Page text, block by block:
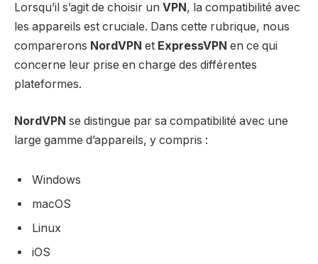
Lorsqu’il s’agit de choisir un VPN , la compatibilité avec
les appareils est cruciale. Dans cette rubrique, nous
comparerons NordVPN et ExpressVPN en ce qui
concerne leur prise en charge des différentes
plateformes.
NordVPN se distingue par sa compatibilité avec une
large gamme d’appareils, y compris :
Windows
macOS
Linux
iOS